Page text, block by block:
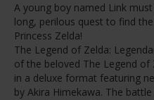
A young boy named Link
long, perilous quest to find
Princess Zelda!
The Legend of Zelda:
of the beloved The Legend of
in a deluxe format featuring
by Akira Himekawa. The